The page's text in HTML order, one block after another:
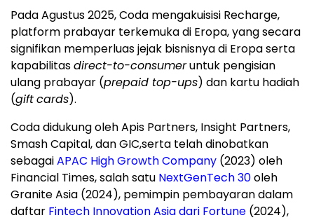
Pada Agustus 2025, Coda mengakuisisi Recharge,
platform prabayar terkemuka di Eropa, yang secara
signifikan memperluas jejak bisnisnya di Eropa serta
kapabilitasdirect-to-consumeruntuk pengisian
ulang prabayar (prepaid top-ups) dan kartu hadiah
(giftcards).
Coda didukung oleh Apis Partners, Insight Partners,
Smash Capital, dan GIC,serta telah dinobatkan
sebagaiAPAC High Growth Company (2023) oleh
Financial Times, salah satu NextGenTech 30oleh
Granite Asia (2024), pemimpin pembayaran dalam
daftar Fintech Innovation Asia dari Fortune (2024),